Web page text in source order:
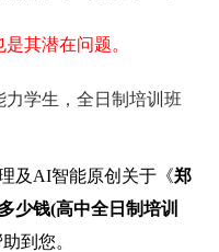
其潜在问题。
学生，全日制培训班
及AI智能原创关于《郑
少钱(高中全日制培训
到您。